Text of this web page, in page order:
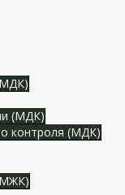
(МДК)
контроля (МДК)